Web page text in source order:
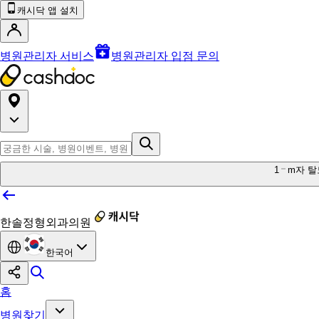
캐시닥 앱 설치
병원관리자 서비스 병원관리자 입점 문의
1 m자 탈
한솔정형외과의원
한국어
홈
병원찾기